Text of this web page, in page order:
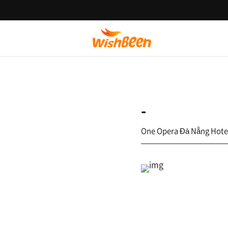
-
One Opera Đà Nẵng